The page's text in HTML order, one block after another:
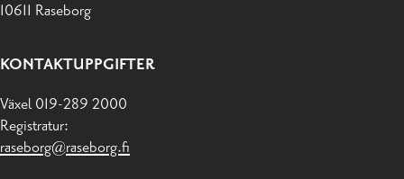
10611 Raseborg
KONTAKTUPPGIFTER
Växel 019-289 2000
Registratur:
raseborg@raseborg.fi